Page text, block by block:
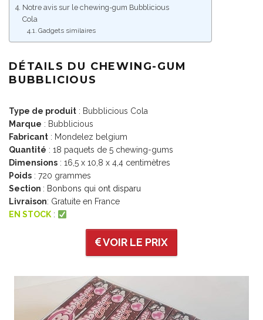
Notre avis sur le chewing-gum Bubblicious
Cola
Gadgets similaires
DÉTAILS DU CHEWING-GUM
BUBBLICIOUS
Type de produit : Bubblicious Cola
Marque : Bubblicious
Fabricant : Mondelez belgium
Quantité : 18 paquets de 5 chewing-gums
Dimensions : 16,5 x 10,8 x 4,4 centimètres
Poids : 720 grammes
Section : Bonbons qui ont disparu
Livraison: Gratuite en France
EN STOCK:
VOIR LE PRIX